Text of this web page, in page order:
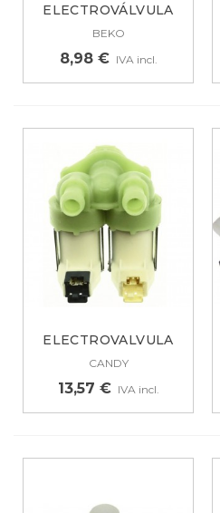
ELECTROVÁLVULA
PARA LAVADORA...
BEKO
8,98 € IVA incl.
ELECTROVALVULA
LAVADORA CANDY,...
CANDY
13,57 € IVA incl.